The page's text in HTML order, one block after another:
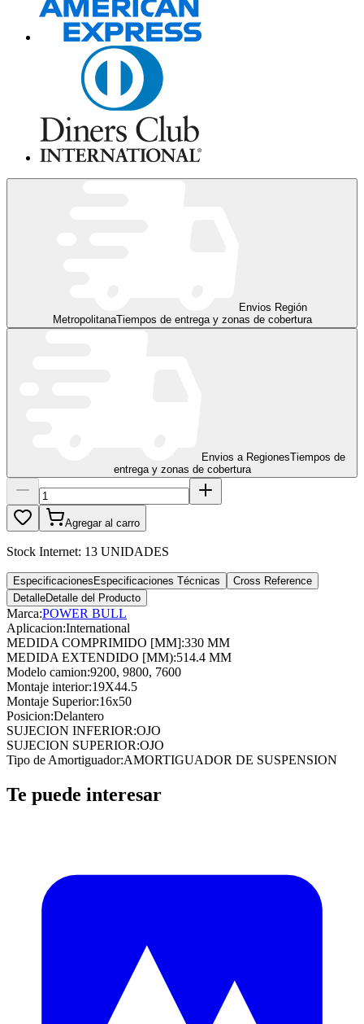
Envios Región
MetropolitanaTiempos de entrega y zonas de cobertura
Envios a RegionesTiempos de
entrega y zonas de cobertura
Agregar al carro
Stock Internet: 13 UNIDADES
Especificaciones Especificaciones Técnicas
Cross Reference
DetalleDetalle del Producto
Marca:POWER BULL
Aplicacion:International
MEDIDA COMPRIMIDO [MM]:330 MM
MEDIDA EXTENDIDO [MM):514.4 MM
Modelo camion:9200, 9800, 7600
Montaje interior:19X44.5
Montaje Superior:16x50
Posicion:Delantero
SUJECION INFERIOR:OJO
SUJECION SUPERIOR:OJO
Tipo de Amortiguador:AMORTIGUADOR DE SUSPENSION
Te puede interesar